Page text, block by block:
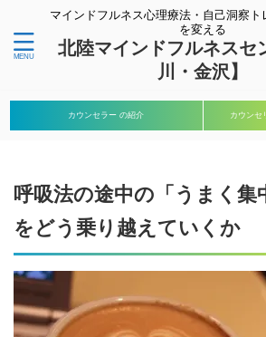
マインドフルネス心理療法・自己洞察
を変える
北陸マインドフルネスセ
川・金沢】
カウンセラー の紹介 カウンセ
呼吸法の途中の「うまく集
をどう乗り越えていくか